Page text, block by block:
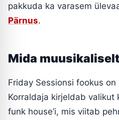
pakkuda ka varasem
Pärnus.
Mida
Friday Sessionsi fookus
Korraldaja kirjeldab valikut
funk house’i, mis viitab